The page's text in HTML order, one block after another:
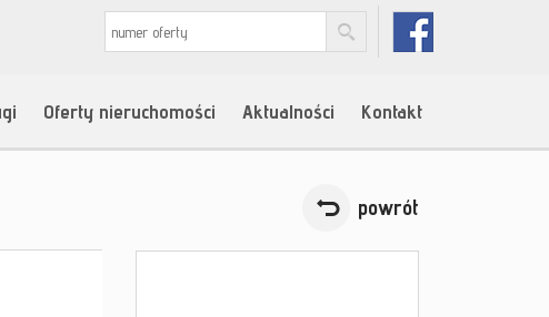
Oferty nieruchomości Aktualności Kontakt
powrót